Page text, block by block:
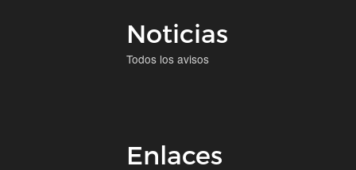
Noticias
Todos los avisos
Enlaces